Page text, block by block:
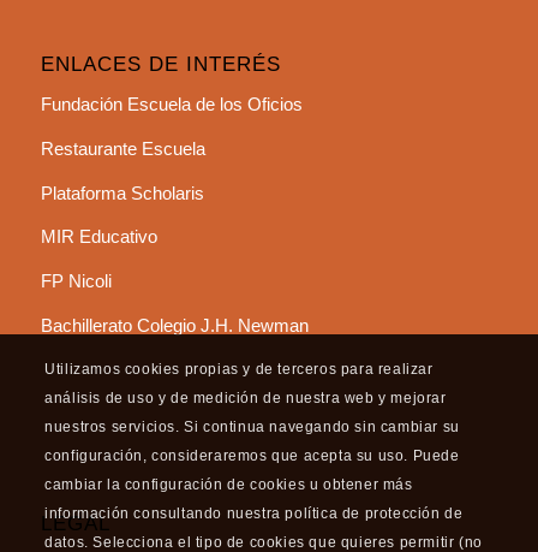
ENLACES DE INTERÉS
Fundación Escuela de los Oficios
Restaurante Escuela
Plataforma Scholaris
MIR Educativo
FP Nicoli
Bachillerato Colegio J.H. Newman
LEGAL
Utilizamos cookies propias y de terceros para realizar
análisis de uso y de medición de nuestra web y mejorar
nuestros servicios. Si continua navegando sin cambiar su
configuración, consideraremos que acepta su uso. Puede
cambiar la configuración de cookies u obtener más
información consultando nuestra política de protección de
datos. Selecciona el tipo de cookies que quieres permitir (no